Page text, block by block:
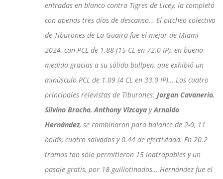
entradas en blanco contra Tigres de Licey, la completó
con apenas tres días de descanso… El pitcheo colectivo
de Tiburones de La Guaira fue el mejor de Miami
2024, con PCL de 1.88 (15 CL en 72.0 IP), en buena
medida gracias a su sólido bullpen, que exhibió un
minúsculo PCL de 1.09 (4 CL en 33.0 IP)… Los cuatro
principales relevistas de Tiburones: Jorgan Cavanerio,
Silvino Bracho,Anthony Vizcaya yArnaldo
Hernández, se combinaron para balance de 2-0, 11
holds, cuatro salvados y 0.44 de efectividad. En 20.2
tramos tan sólo permitieron 15 inatrapables y un
pasaje gratis, por 18 guillotinados… Hernández fue el